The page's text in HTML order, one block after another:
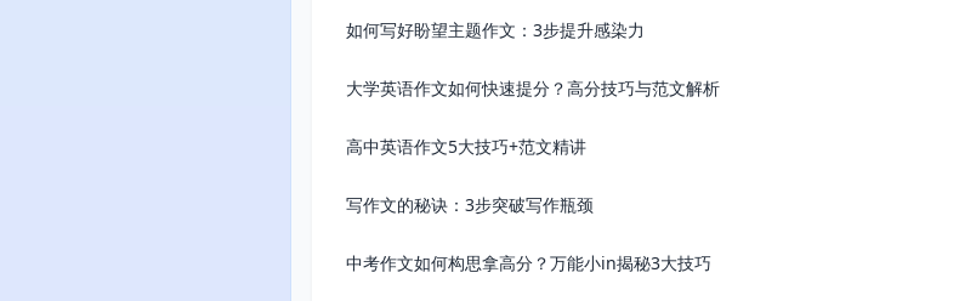
如何写好盼望主题作文：3步提升感染力
大学英语作文如何快速提分？高分技巧与范文解析
高中英语作文5大技巧+范文精讲
写作文的秘诀：3步突破写作瓶颈
中考作文如何构思拿高分？万能小in揭秘3大技巧